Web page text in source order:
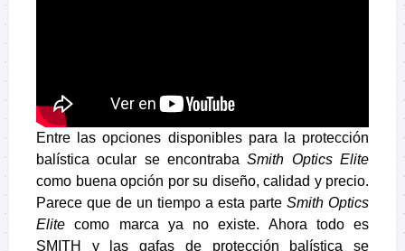
Entre las opciones disponibles para la protección
balística ocular se encontrabaSmith Optics Elite
como buena opción por su diseño, calidad y precio.
Parece que de un tiempo a esta parte Smith Optics
Elite como marca ya no existe. Ahora todo es
SMITH y las gafas de protección balística se